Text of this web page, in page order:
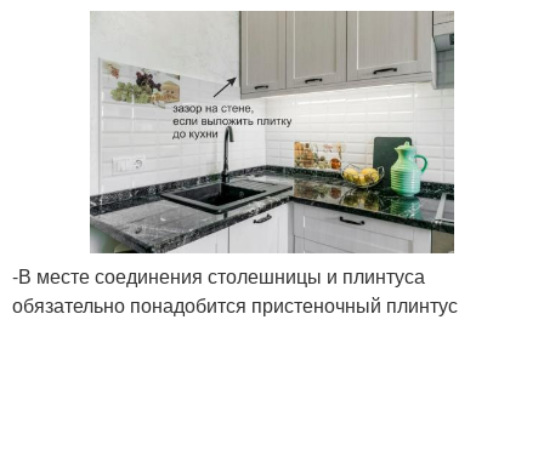
-В месте соединения столешницы и плинтуса
обязательно понадобится пристеночный плинтус